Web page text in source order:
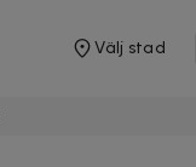
Välj stad